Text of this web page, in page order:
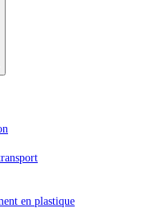
en plastique